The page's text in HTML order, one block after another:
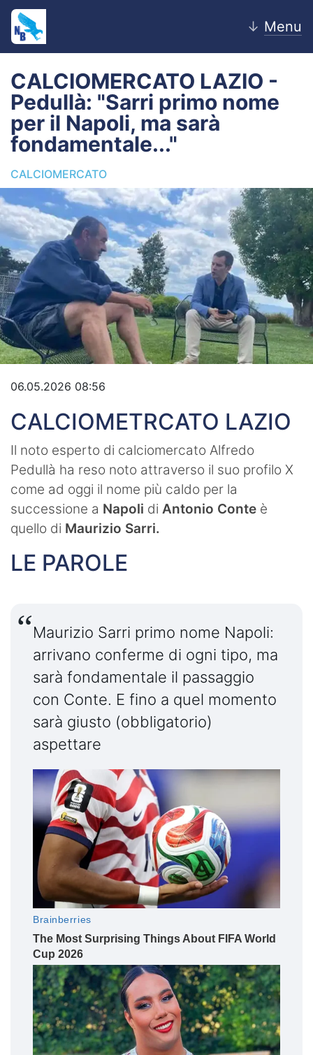
↓ Menu
Home
News
Editoriale
Pagelle
Settore Giovanile
Lazio Women
Calciomercato
Video
CALCIOMERCATO LAZIO -
Pedullà: "Sarri primo nome
per il Napoli, ma sarà
fondamentale..."
CALCIOMERCATO
06.05.2026 08:56
CALCIOMETRCATO LAZIO
Il noto esperto di calciomercato Alfredo
Pedullà ha reso noto attraverso il suo profilo X
come ad oggi il nome più caldo per la
successione a Napoli di Antonio Conte è
quello di Maurizio Sarri.
LE PAROLE
Maurizio Sarri primo nome Napoli:
arrivano conferme di ogni tipo, ma
sarà fondamentale il passaggio
con Conte. E fino a quel momento
sarà giusto (obbligatorio)
aspettare